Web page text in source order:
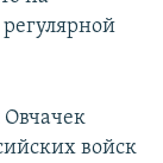
войск